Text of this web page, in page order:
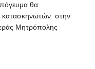
θα
κατασκηνωτών στην
Μητρόπολης